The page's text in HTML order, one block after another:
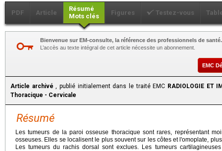
PDF Article
Résumé
Mots clés
Figures Testez-vous
Bienvenue sur EM-consulte, la référence des professionnels de santé.
L’accès au texte intégral de cet article nécessite un abonnement.
EMC
Article archivé , publié initialement dans le traité EMC RADIOLOGIE ET
Thoracique - Cervicale
Résumé
Les tumeurs de la paroi osseuse thoracique sont rares, représentant
osseuses. Elles se localisent le plus souvent sur les côtes et l'omoplate,
Les tumeurs du rachis dorsal sont exclues. Les tumeurs